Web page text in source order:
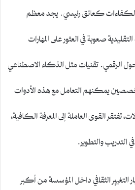
كعائق رئيسي. يجد معظم
صعوبة في العثور على المهارات
الرقمي. تقنيات مثل الذكاء الاصطناعي
يمكنهم التعامل مع هذه الأدوات
القوى العاملة إلى المعرفة الكافية،
والتطوير.
الثقافي داخل المؤسسة من أكبر